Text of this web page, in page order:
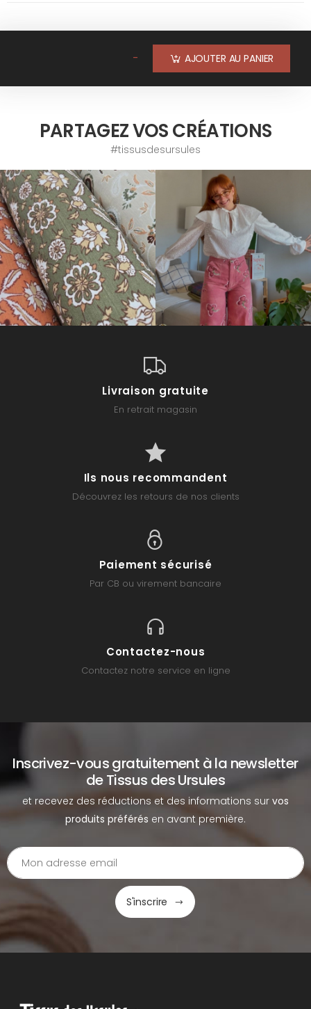
- AJOUTER AU PANIER
PARTAGEZ VOS CRÉATIONS
#tissusdesursules
Livraison gratuite
En retrait magasin
Ils nous recommandent
Découvrez les retours de nos clients
Paiement sécurisé
Par CB ou virement bancaire
Contactez-nous
Contactez notre service en ligne
Inscrivez-vous gratuitement à la newsletter
de Tissus des Ursules
et recevez des réductions et des informations sur vos
produits préférés en avant première.
S'inscrire